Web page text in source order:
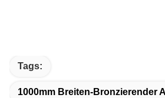
Tags:
1000mm Breiten-Bronzierender